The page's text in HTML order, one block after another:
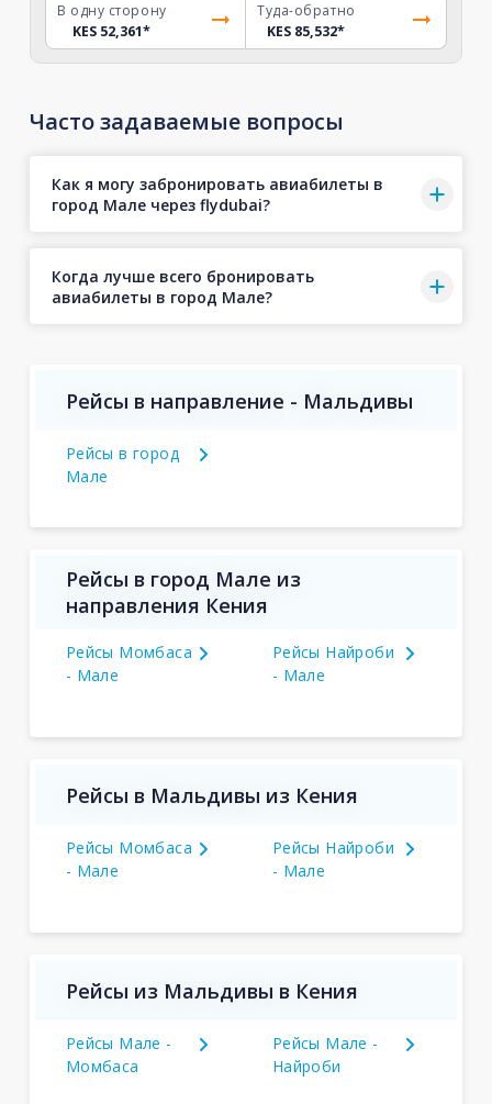
В одну сторону
KES 52,361*
Туда-обратно
KES 85,532*
Часто задаваемые вопросы
Как я могу забронировать авиабилеты в
город Мале через flydubai?
Когда лучше всего бронировать
авиабилеты в город Мале?
Рейсы в направление - Мальдивы
Рейсы в город
Мале
Рейсы в город Мале из
направления Кения
Рейсы Момбаса
- Мале
Рейсы Найроби
- Мале
Рейсы в Мальдивы из Кения
Рейсы Момбаса
- Мале
Рейсы Найроби
- Мале
Рейсы из Мальдивы в Кения
Рейсы Мале -
Момбаса
Рейсы Мале -
Найроби